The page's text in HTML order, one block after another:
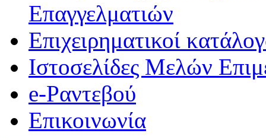
Επαγγελματιών
Επιχειρηματικοί
Ιστοσελίδες Μελών
e-Ραντεβού
Επικοινωνία